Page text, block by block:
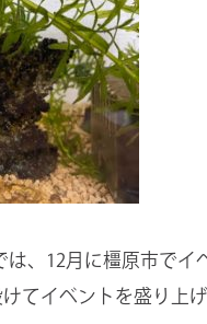
は、12月に橿原市でイ
てイベントを盛り上